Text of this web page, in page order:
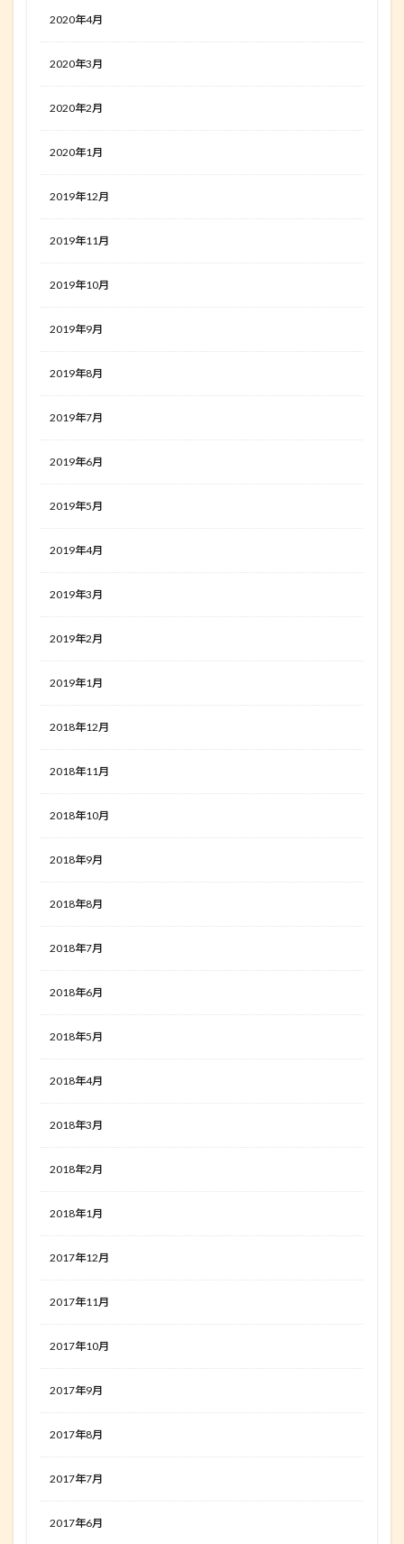
2020年4月
2020年3月
2020年2月
2020年1月
2019年12月
2019年11月
2019年10月
2019年9月
2019年8月
2019年7月
2019年6月
2019年5月
2019年4月
2019年3月
2019年2月
2019年1月
2018年12月
2018年11月
2018年10月
2018年9月
2018年8月
2018年7月
2018年6月
2018年5月
2018年4月
2018年3月
2018年2月
2018年1月
2017年12月
2017年11月
2017年10月
2017年9月
2017年8月
2017年7月
2017年6月